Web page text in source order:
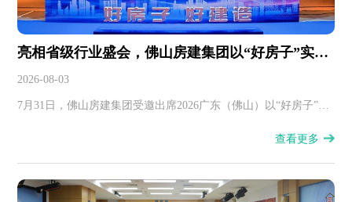
亮相省级行业盛会，佛山房建集团以“好房子”实践
助力建筑业高质量发展
2026-08-03
7月31日，佛山房建集团受邀出席2026广东（佛山）以“好房子”建
查看更多